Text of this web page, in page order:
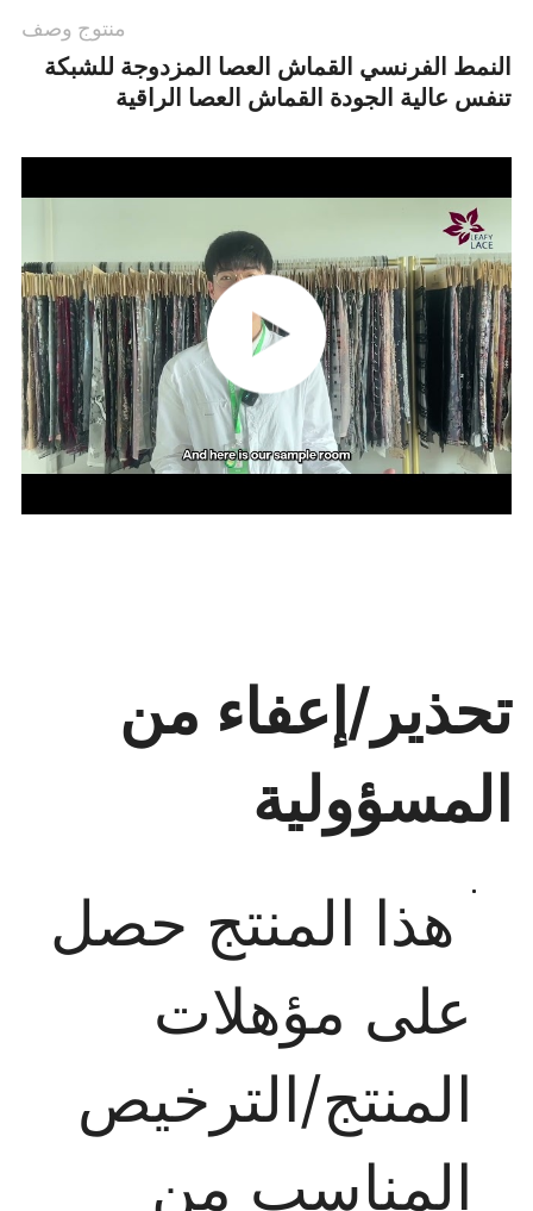
منتوج وصف
النمط الفرنسي القماش العصا المزدوجة للشبكة
تنفس عالية الجودة القماش العصا الراقية
تحذير/إعفاء من
المسؤولية
هذا المنتج حصل
على مؤهلات
المنتج/الترخيص
المناسب من